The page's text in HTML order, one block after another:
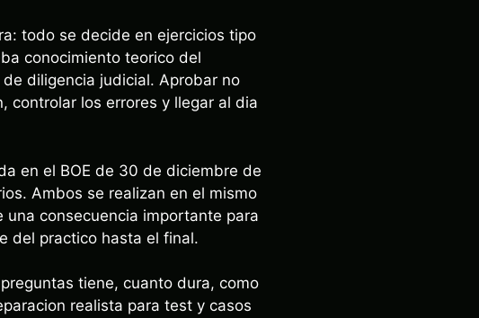
todo se decide en ejercicios tipo
conocimiento teorico del
diligencia judicial. Aprobar no
controlar los errores y llegar al dia
en el BOE de 30 de diciembre de
Ambos se realizan en el mismo
consecuencia importante para
del practico hasta el final.
tiene, cuanto dura, como
realista para test y casos